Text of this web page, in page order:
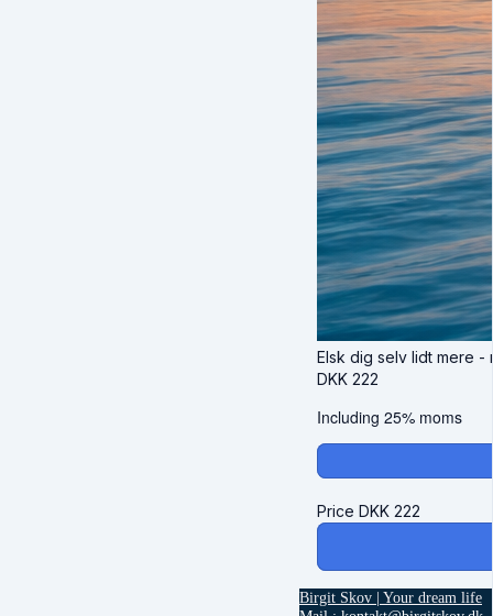
Elsk dig selv lidt mere -
DKK 222
Including 25% moms
Price DKK 222
Birgit Skov | Your dream life